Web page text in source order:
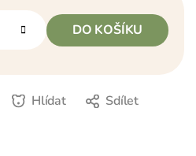
DO KOŠÍKU
Hlídat Sdílet